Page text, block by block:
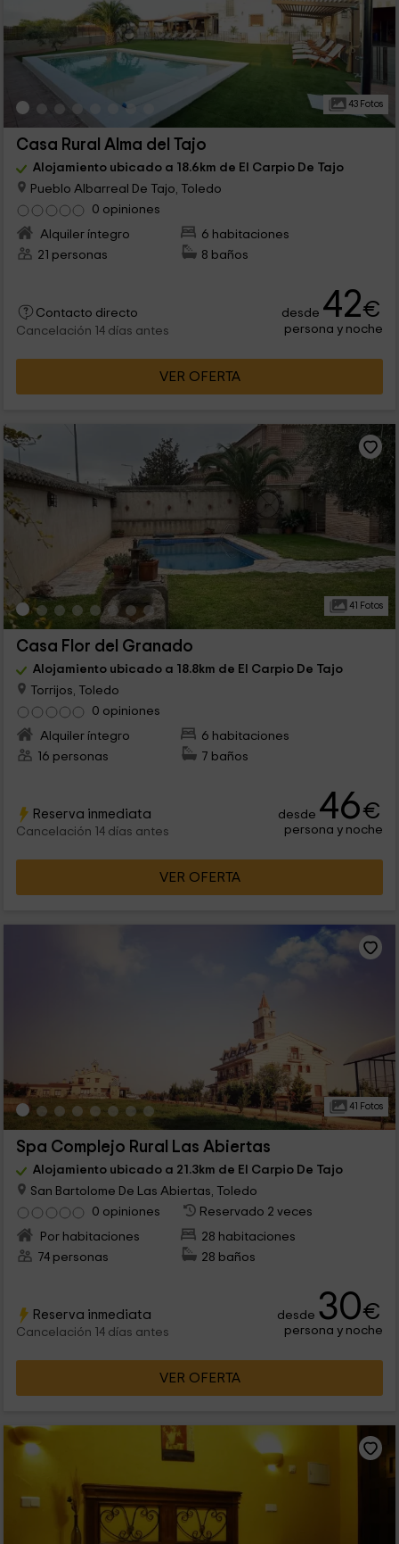
43 Fotos
Casa Rural Alma del Tajo
Alojamiento ubicado a 18.6km de El Carpio De Tajo
Pueblo Albarreal De Tajo, Toledo
0 opiniones
Alquiler íntegro
6 habitaciones
21 personas
8 baños
Contacto directo
Cancelación 14 días antes
desde 42€
persona y noche
VER OFERTA
41 Fotos
Casa Flor del Granado
Alojamiento ubicado a 18.8km de El Carpio De Tajo
Torrijos, Toledo
0 opiniones
Alquiler íntegro
6 habitaciones
16 personas
7 baños
Reserva inmediata
Cancelación 14 días antes
desde 46€
persona y noche
VER OFERTA
41 Fotos
Spa Complejo Rural Las Abiertas
Alojamiento ubicado a 21.3km de El Carpio De Tajo
San Bartolome De Las Abiertas, Toledo
0 opiniones
Reservado 2 veces
Por habitaciones
28 habitaciones
74 personas
28 baños
Reserva inmediata
Cancelación 14 días antes
desde 30€
persona y noche
VER OFERTA